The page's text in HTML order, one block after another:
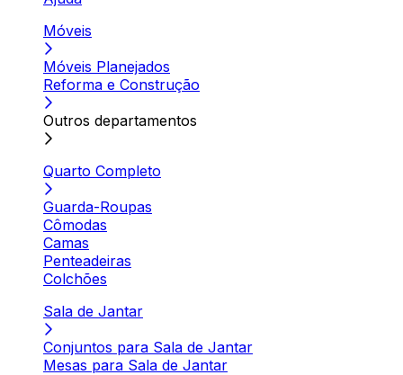
Móveis
Móveis Planejados
Reforma e Construção
Outros departamentos
Quarto Completo
Guarda-Roupas
Cômodas
Camas
Penteadeiras
Colchões
Sala de Jantar
Conjuntos para Sala de Jantar
Mesas para Sala de Jantar